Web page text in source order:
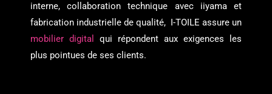
interne, collaboration technique avec iiyama et
fabrication industrielle de qualité, I-TOILE assure un
mobilier digital
qui répondent aux exigences les
plus pointues de ses clients.